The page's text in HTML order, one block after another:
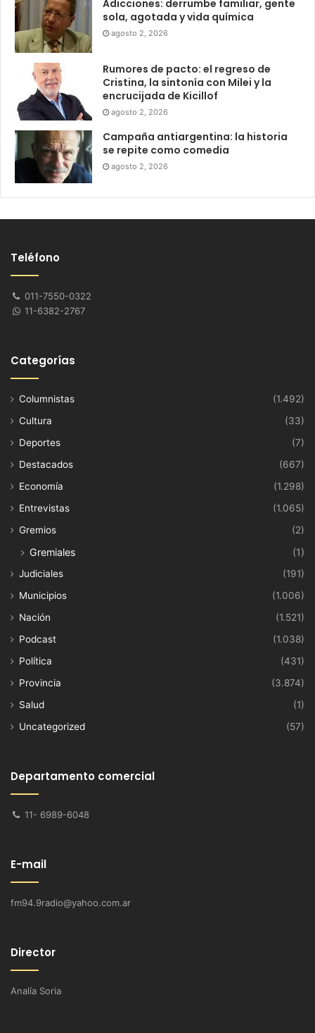
Adicciones: derrumbe familiar, gente
sola, agotada y vida química
agosto 2, 2026
Rumores de pacto: el regreso de
Cristina, la sintonía con Milei y la
encrucijada de Kicillof
agosto 2, 2026
Campaña antiargentina: la historia
se repite como comedia
agosto 2, 2026
Teléfono
011-7550-0322
11-6382-2767
Categorías
Columnistas
(1.492)
Cultura
(33)
Deportes
(7)
Destacados
(667)
Economía
(1.298)
Entrevistas
(1.065)
Gremios
(2)
Gremiales (1)
Judiciales
(191)
Municipios
(1.006)
Nación
(1.521)
Podcast
(1.038)
Política
(431)
Provincia
(3.874)
Salud
(1)
Uncategorized
(57)
Departamento comercial
11- 6989-6048
E-mail
fm94.9radio@yahoo.com.ar
Director
Analía Soria